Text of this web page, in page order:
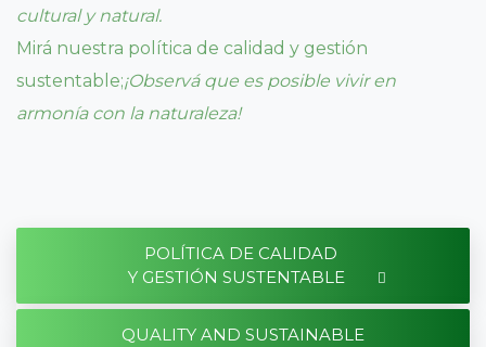
cultural y natural.
Mirá nuestra política de calidad y gestión
sustentable;¡Observá que es posible vivir en
armonía con la naturaleza!
POLÍTICA DE CALIDAD
Y GESTIÓN SUSTENTABLE
QUALITY AND SUSTAINABLE